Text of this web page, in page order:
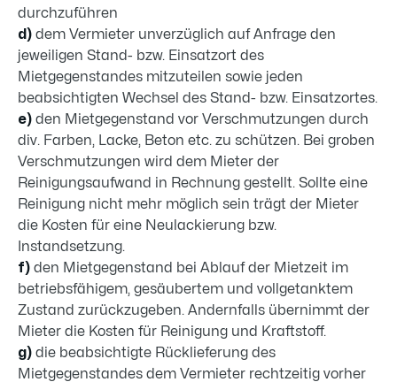
durchzuführen
d) dem Vermieter unverzüglich auf Anfrage den
jeweiligen Stand- bzw. Einsatzort des
Mietgegenstandes mitzuteilen sowie jeden
beabsichtigten Wechsel des Stand- bzw. Einsatzortes.
e) den Mietgegenstand vor Verschmutzungen durch
div. Farben, Lacke, Beton etc. zu schützen. Bei groben
Verschmutzungen wird dem Mieter der
Reinigungsaufwand in Rechnung gestellt. Sollte eine
Reinigung nicht mehr möglich sein trägt der Mieter
die Kosten für eine Neulackierung bzw.
Instandsetzung.
f) den Mietgegenstand bei Ablauf der Mietzeit im
betriebsfähigem, gesäubertem und vollgetanktem
Zustand zurückzugeben. Andernfalls übernimmt der
Mieter die Kosten für Reinigung und Kraftstoff.
g) die beabsichtigte Rücklieferung des
Mietgegenstandes dem Vermieter rechtzeitig vorher